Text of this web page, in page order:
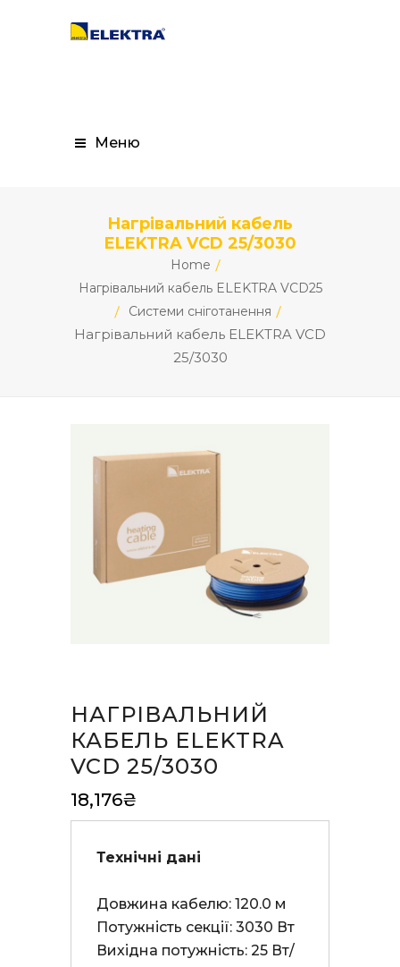
Меню
Нагрівальний кабель
ELEKTRA VCD 25/3030
Home
Нагрівальний кабель ELEKTRA VCD25
Системи сніготанення
Нагрівальний кабель ELEKTRA VCD
25/3030
НАГРІВАЛЬНИЙ
КАБЕЛЬ ELEKTRA
VCD 25/3030
18,176₴
Технічні дані
Довжина кабелю: 120.0 м
Потужність секції: 3030 Вт
Вихідна потужність: 25 Вт/